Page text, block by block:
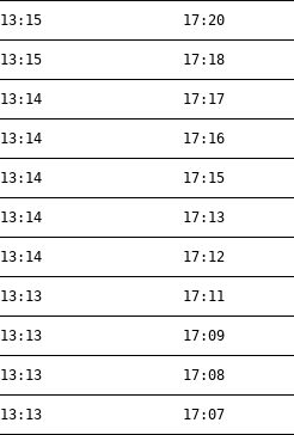
13:15 17:20
13:15 17:18
13:14 17:17
13:14 17:16
13:14 17:15
13:14 17:13
13:14 17:12
13:13 17:11
13:13 17:09
13:13 17:08
13:13 17:07